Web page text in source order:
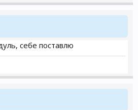
себе поставлю